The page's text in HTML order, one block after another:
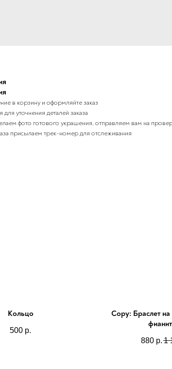
в корзину и оформляйте заказ
уточнения деталей заказа
фото готового украшения, отправляем вам на
присылаем трек-номер для отслеживания
Кольцо
500 р.
Copy: Браслет на
880 р. 1